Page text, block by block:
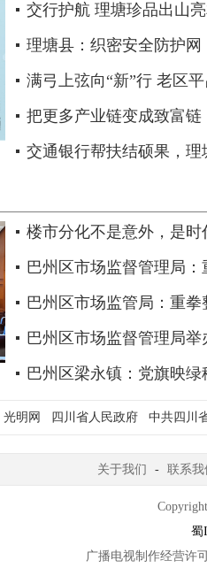
交行护航 理塘珍品出山
理塘县：织密安全防护网
满弓上弦向“新”行 老区
番”逻辑..
把更多产业链变成致富链
交通银行帮扶结硕果，理
楼市分化不是意外，是时
注脚巴州区市场监督管理局
自行车市场乱象..
巴州区市场监管局：重
虚假宣传..
巴州区市场监督管理局
食品安全培训暨“红骑暖新
巴州区梁永镇：党旗映
日践初心..
光明网 四川省人民政府 中共四川
关于我们 - 联系我
蜀
广播电视制作经营许